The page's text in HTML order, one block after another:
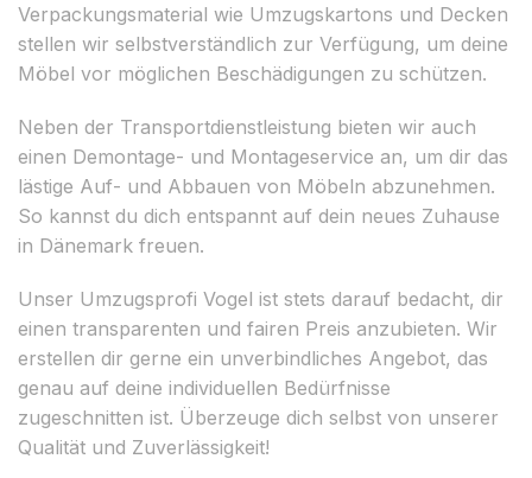
Verpackungsmaterial wie Umzugskartons und Decken
stellen wir selbstverständlich zur Verfügung, um deine
Möbel vor möglichen Beschädigungen zu schützen.
Neben der Transportdienstleistung bieten wir auch
einen Demontage- und Montageservice an, um dir das
lästige Auf- und Abbauen von Möbeln abzunehmen.
So kannst du dich entspannt auf dein neues Zuhause
in Dänemark freuen.
Unser Umzugsprofi Vogel ist stets darauf bedacht, dir
einen transparenten und fairen Preis anzubieten. Wir
erstellen dir gerne ein unverbindliches Angebot, das
genau auf deine individuellen Bedürfnisse
zugeschnitten ist. Überzeuge dich selbst von unserer
Qualität und Zuverlässigkeit!